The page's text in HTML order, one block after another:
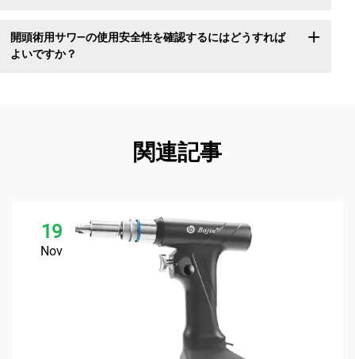
開頭術用サワ―の使用安全性を確認するにはどうすれば
よいですか？
関連記事
19
Nov